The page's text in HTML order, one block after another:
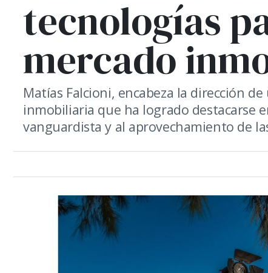
tecnologías
mercado
Matías Falcioni, encabeza la dirección
inmobiliaria que ha logrado destacarse
vanguardista y al aprovechamiento de